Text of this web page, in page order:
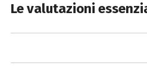
Le valutazioni